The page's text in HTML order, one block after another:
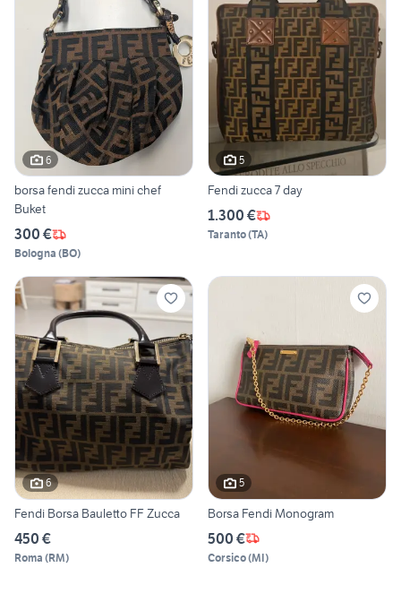
6
borsa fendi zucca mini chef
Buket
300 €
Bologna (BO)
5
Fendi zucca 7 day
1.300 €
Taranto(TA)
6
Fendi Borsa Bauletto FF Zucca
450 €
Roma (RM)
5
Borsa Fendi Monogram
500 €
Corsico(MI)